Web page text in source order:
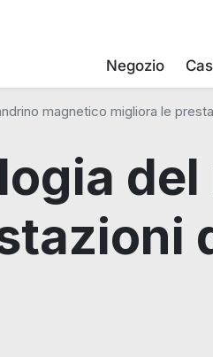
Negozio
magnetico migliora le